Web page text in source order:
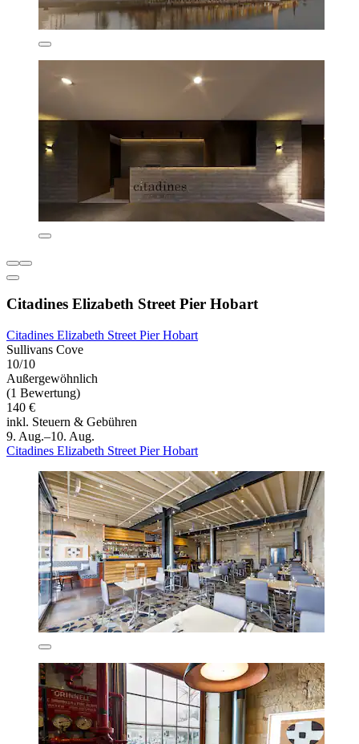
Citadines Elizabeth Street Pier Hobart
Citadines Elizabeth Street Pier Hobart
Sullivans Cove
10/10
Außergewöhnlich
(1 Bewertung)
140 €
inkl. Steuern & Gebühren
9. Aug.–10. Aug.
Citadines Elizabeth Street Pier Hobart